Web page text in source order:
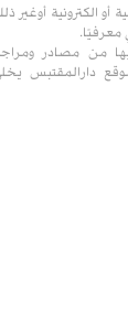
أو الكترونية أوغير
معرفيًا.
من مصادر
دارالمقتبس